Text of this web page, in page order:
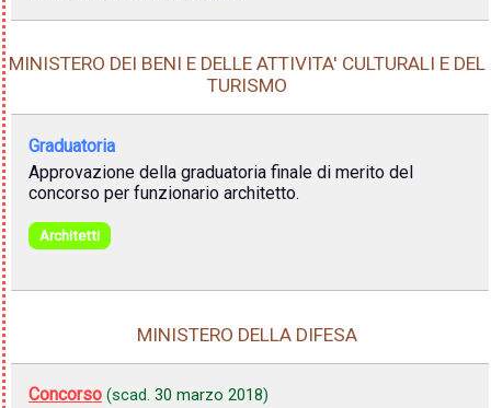
MINISTERO DEI BENI E DELLE ATTIVITA' CULTURALI E DEL
TURISMO
Graduatoria
Approvazione della graduatoria finale di merito del
concorso per funzionario architetto.
Architetti
MINISTERO DELLA DIFESA
Concorso (scad. 30 marzo 2018)